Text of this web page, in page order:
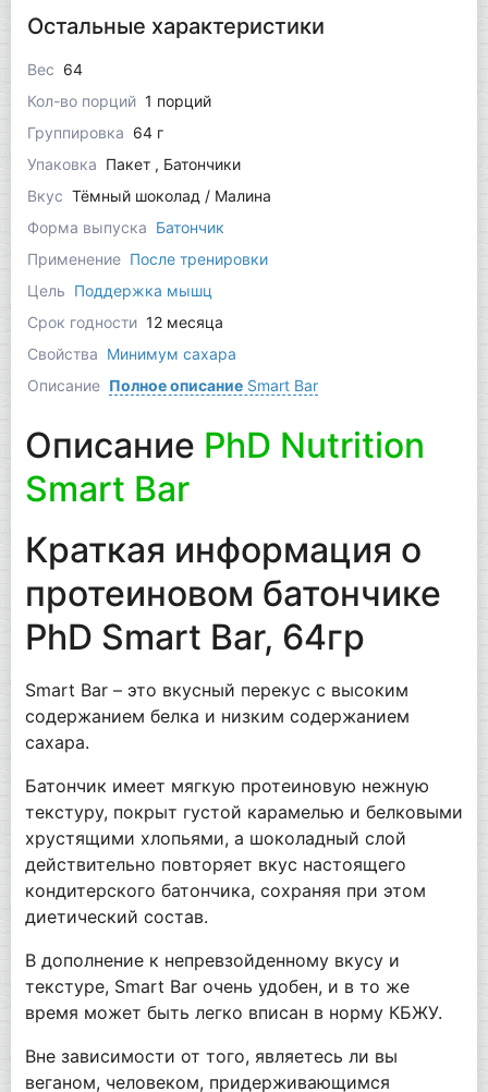
Остальные характеристики
Вес 64
Кол-во порций 1 порций
Группировка 64 г
Упаковка Пакет , Батончики
Вкус Тёмный шоколад / Малина
Форма выпуска Батончик
Применение После тренировки
Цель Поддержка мышц
Срок годности 12 месяца
Свойства Минимум сахара
Описание Полное описаниеSmart Bar
Описание PhD Nutrition
Smart Bar
Краткая информация о
протеиновом батончике
PhD Smart Bar, 64гр
Smart Bar – это вкусный перекус с высоким
содержанием белка и низким содержанием
сахара.
Батончик имеет мягкую протеиновую нежную
текстуру, покрыт густой карамелью и белковыми
хрустящими хлопьями, а шоколадный слой
действительно повторяет вкус настоящего
кондитерского батончика, сохраняя при этом
диетический состав.
В дополнение к непревзойденному вкусу и
текстуре, Smart Bar очень удобен, и в то же
время может быть легко вписан в норму КБЖУ.
Вне зависимости от того, являетесь ли вы
веганом, человеком, придерживающимся